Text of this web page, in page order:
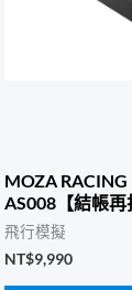
MOZA
AS008【結帳
飛行模擬
NT$9,990